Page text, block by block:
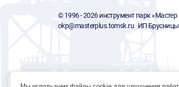
© 1996 - 2026 инструмент парк
okp@masterplus.tomsk.ru ИП